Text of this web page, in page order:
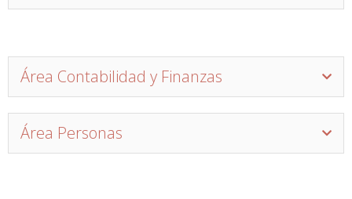
Área Contabilidad y Finanzas
Área Personas